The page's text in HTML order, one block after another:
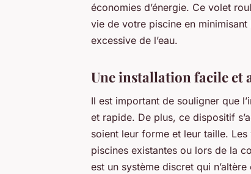
économies d’énergie. Ce volet
vie de votre piscine en minimisant
excessive de l’eau.
Une installation facile et
Il est important de souligner que
et rapide. De plus, ce dispositif
soient leur forme et leur taille.
piscines existantes ou lors de la
est un système discret qui